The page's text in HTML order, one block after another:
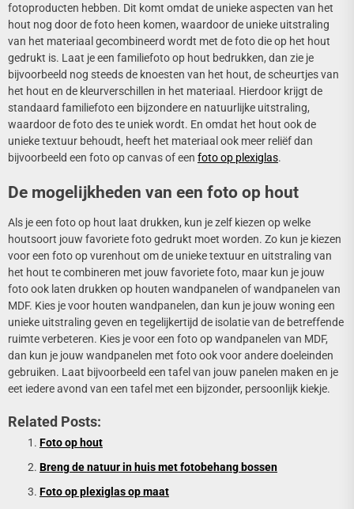
fotoproducten hebben. Dit komt omdat de unieke aspecten van het
hout nog door de foto heen komen, waardoor de unieke uitstraling
van het materiaal gecombineerd wordt met de foto die op het hout
gedrukt is. Laat je een familiefoto op hout bedrukken, dan zie je
bijvoorbeeld nog steeds de knoesten van het hout, de scheurtjes van
het hout en de kleurverschillen in het materiaal. Hierdoor krijgt de
standaard familiefoto een bijzondere en natuurlijke uitstraling,
waardoor de foto des te uniek wordt. En omdat het hout ook de
unieke textuur behoudt, heeft het materiaal ook meer reliëf dan
bijvoorbeeld een foto op canvas of een foto op plexiglas.
De mogelijkheden van een foto op hout
Als je een foto op hout laat drukken, kun je zelf kiezen op welke
houtsoort jouw favoriete foto gedrukt moet worden. Zo kun je kiezen
voor een foto op vurenhout om de unieke textuur en uitstraling van
het hout te combineren met jouw favoriete foto, maar kun je jouw
foto ook laten drukken op houten wandpanelen of wandpanelen van
MDF. Kies je voor houten wandpanelen, dan kun je jouw woning een
unieke uitstraling geven en tegelijkertijd de isolatie van de betreffende
ruimte verbeteren. Kies je voor een foto op wandpanelen van MDF,
dan kun je jouw wandpanelen met foto ook voor andere doeleinden
gebruiken. Laat bijvoorbeeld een tafel van jouw panelen maken en je
eet iedere avond van een tafel met een bijzonder, persoonlijk kiekje.
Related Posts:
Foto op hout
Breng de natuur in huis met fotobehang bossen
Foto op plexiglas op maat